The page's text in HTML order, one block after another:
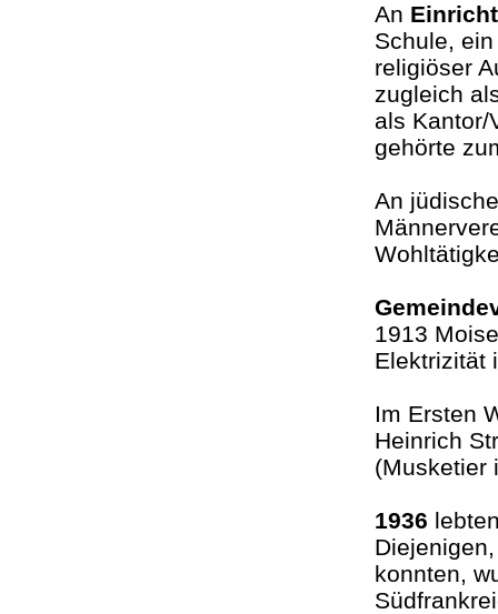
An
Schule,
religiöser
zugleich
als Kantor/
gehörte
An
1913
Im Ersten
Heinrich
(Musketier
1936
konnten,